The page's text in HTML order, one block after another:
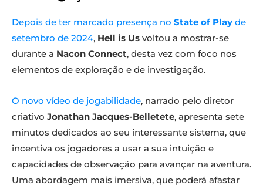
Depois de ter marcado presença no State of Play de
setembro de 2024, Hell is Us voltou a mostrar-se
durante a Nacon Connect, desta vez com foco nos
elementos de exploração e de investigação.
O novo vídeo de jogabilidade, narrado pelo diretor
criativo Jonathan Jacques-Belletete, apresenta sete
minutos dedicados ao seu interessante sistema, que
incentiva os jogadores a usar a sua intuição e
capacidades de observação para avançar na aventura.
Uma abordagem mais imersiva, que poderá afastar